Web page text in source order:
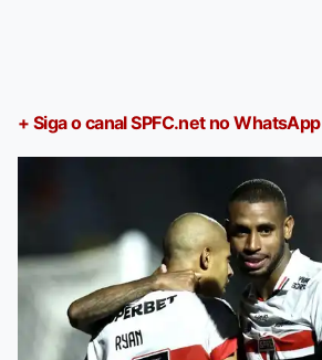
+ Siga o canal SPFC.net no WhatsApp